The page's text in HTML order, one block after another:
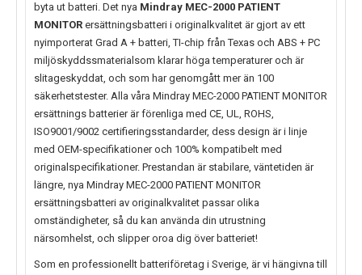
byta ut batteri. Det nya Mindray MEC-2000 PATIENT
MONITOR ersättningsbatteri i originalkvalitet är gjort av ett
nyimporterat Grad A + batteri, TI-chip från Texas och ABS + PC
miljöskyddssmaterialsom klarar höga temperaturer och är
slitageskyddat, och som har genomgått mer än 100
säkerhetstester. Alla våra Mindray MEC-2000 PATIENT MONITOR
ersättnings batterier är förenliga med CE, UL, ROHS,
ISO9001/9002 certifieringsstandarder, dess design är i linje
med OEM-specifikationer och 100% kompatibelt med
originalspecifikationer. Prestandan är stabilare, väntetiden är
längre, nya Mindray MEC-2000 PATIENT MONITOR
ersättningsbatteri av originalkvalitet passar olika
omständigheter, så du kan använda din utrustning
närsomhelst, och slipper oroa dig över batteriet!
Som en professionellt batteriföretag i Sverige, är vi hängivna till